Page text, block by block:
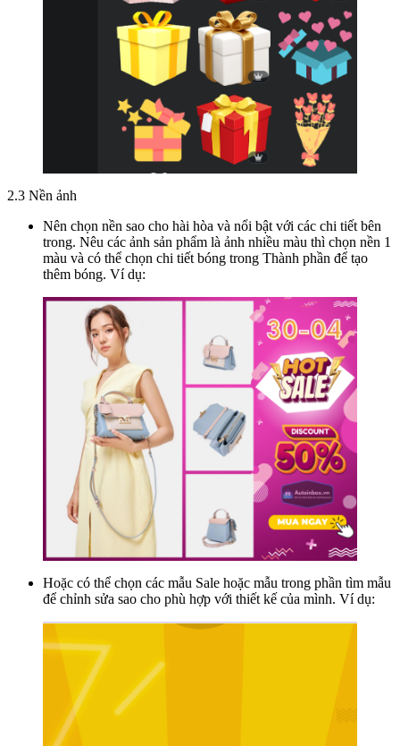
2.3 Nền ảnh
Nên chọn nền sao cho hài hòa và nổi bật với các chi tiết bên
trong. Nêu các ảnh sản phẩm là ảnh nhiều màu thì chọn nền 1
màu và có thể chọn chi tiết bóng trong Thành phần để tạo
thêm bóng. Ví dụ:
Hoặc có thể chọn các mẫu Sale hoặc mẫu trong phần tìm mẫu
để chỉnh sửa sao cho phù hợp với thiết kế của mình. Ví dụ: